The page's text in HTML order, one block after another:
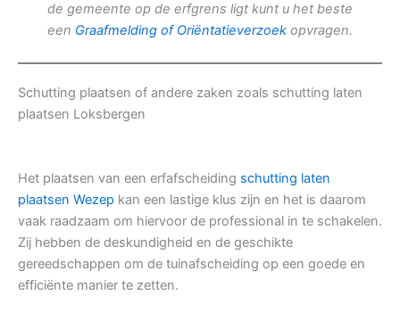
de gemeente op de erfgrens ligt kunt u het beste
een Graafmelding of Oriëntatieverzoek opvragen.
Schutting plaatsen of andere zaken zoals schutting laten
plaatsen Loksbergen
Het plaatsen van een erfafscheiding schutting laten
plaatsen Wezep kan een lastige klus zijn en het is daarom
vaak raadzaam om hiervoor de professional in te schakelen.
Zij hebben de deskundigheid en de geschikte
gereedschappen om de tuinafscheiding op een goede en
efficiënte manier te zetten.